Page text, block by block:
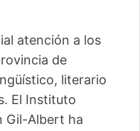
atención a los
de
literario
El Instituto
Gil-Albert ha